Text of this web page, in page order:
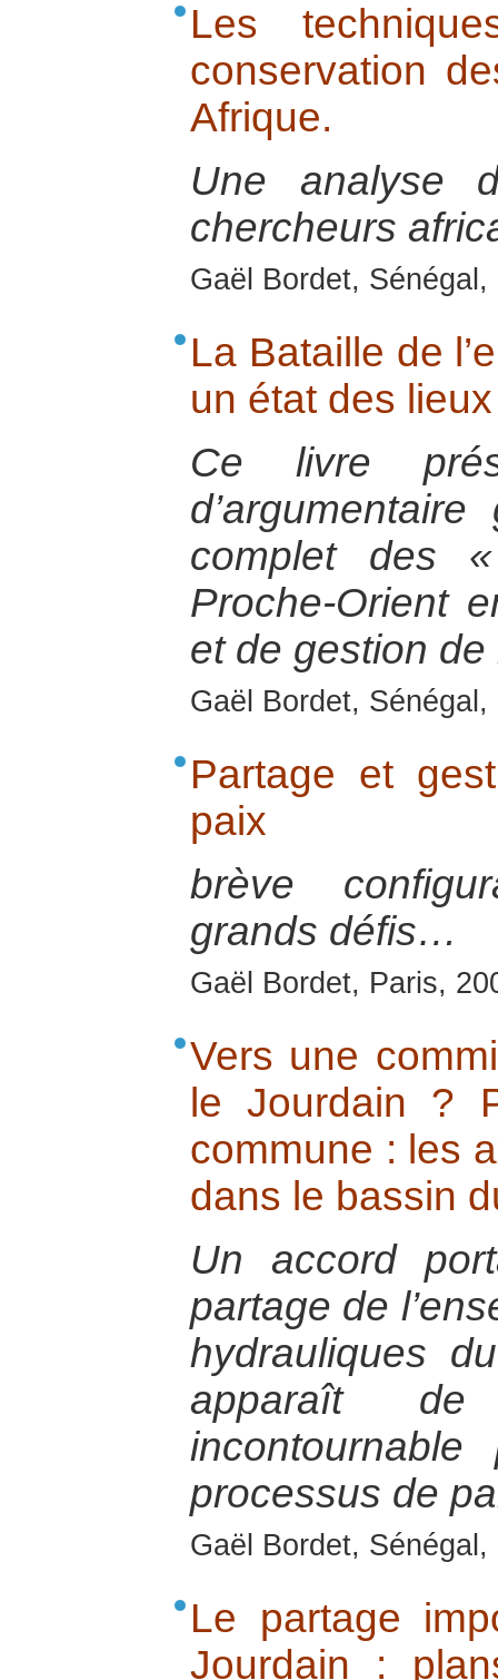
Les
conservation
Afrique.
Une analyse
chercheurs
Gaël Bordet,
La Bataille de
un état des
Ce livre
complet des
Proche-Orient
et de gestion de
Gaël Bordet,
Partage et
paix
brève
grands défis…
Gaël Bordet, Paris,
Vers une
le Jourdain ?
commune : les
dans le bassin
Un accord
partage de
hydrauliques
apparaît
processus de
Gaël Bordet,
Le partage
Jourdain :